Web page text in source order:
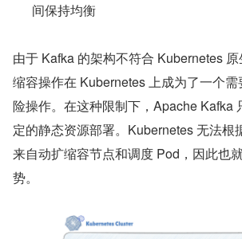
间保持均衡
由于 Kafka 的架构不符合 Kubernetes
缩容操作在 Kubernetes 上成为了一个
险操作。在这种限制下，Apache Kafka
定的静态资源部署。Kubernetes 无法根
来自动扩缩容节点和调度 Pod，因此也
势。